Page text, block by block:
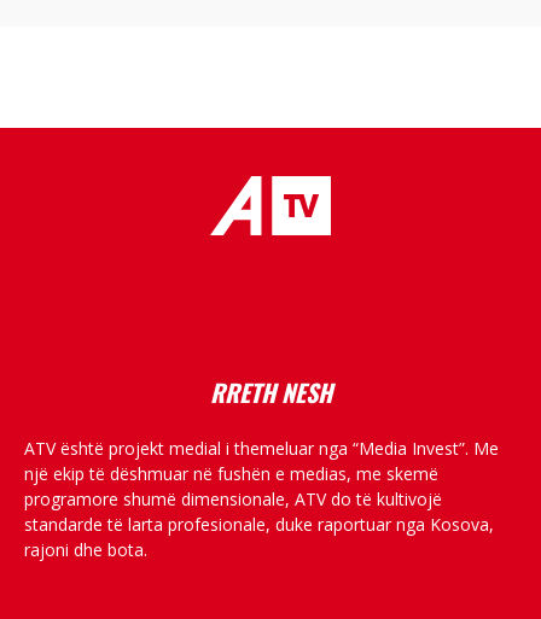
RRETH NESH
ATV është projekt medial i themeluar nga “Media Invest”. Me
një ekip të dëshmuar në fushën e medias, me skemë
programore shumë dimensionale, ATV do të kultivojë
standarde të larta profesionale, duke raportuar nga Kosova,
rajoni dhe bota.